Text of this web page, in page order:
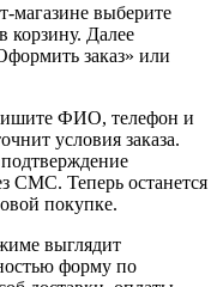
магазине выберите
корзину. Далее
заказ» или
ФИО, телефон и
условия заказа.
СМС. Теперь останется
покупке.
выглядит
форму по